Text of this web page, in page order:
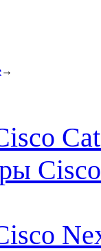
→
Cisco